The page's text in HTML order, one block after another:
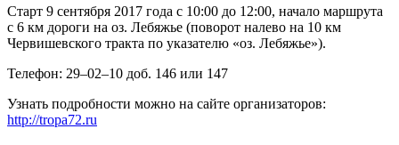
Старт 9 сентября 2017 года с 10:00 до 12:00, начало маршрута
с 6 км дороги на оз. Лебяжье (поворот налево на 10 км
Червишевского тракта по указателю «оз. Лебяжье»).
Телефон: 29–02–10 доб. 146 или 147
Узнать подробности можно на сайте организаторов:
http://tropa72.ru